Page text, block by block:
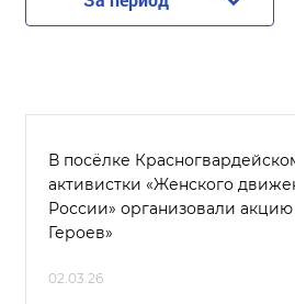
В посёлке
активистки «Женского
России» организовали
Героев»
02.03.26